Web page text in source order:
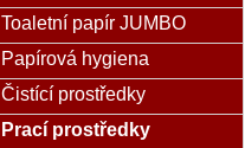
Toaletní papír JUMBO
Papírová hygiena
Čistící prostředky
Prací prostředky